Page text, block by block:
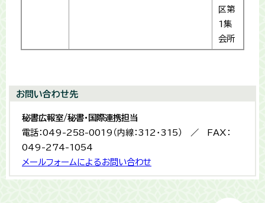
区第
1集
会所
お問い合わせ先
秘書広報室/秘書・国際連携担当
電話：049-258-0019（内線：312・315） ／ FAX：
049-274-1054
メールフォームによるお問い合わせ